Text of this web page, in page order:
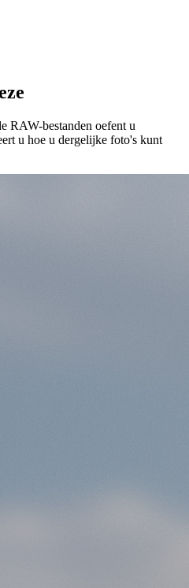
RAW-bestanden oefent u
u hoe u dergelijke foto's kunt